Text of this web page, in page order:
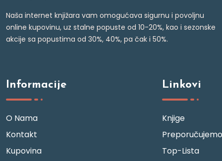
Naša internet knjižara vam omogućava sigurnu i povoljnu
online kupovinu, uz stalne popuste od 10-20%, kao i sezonske
akcije sa popustima od 30%, 40%, pa čak i 50%.
Informacije
O Nama
Kontakt
Kupovina
Linkovi
Knjige
Preporučujemo
Top-Lista